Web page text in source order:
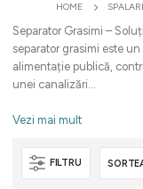
HOME
Separator Grasimi –
separator grasimi este
alimentație publică,
unei canalizări...
Vezi mai mult
FILTRU